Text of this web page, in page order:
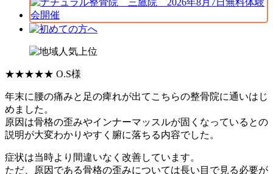
★★★★★ O.S様
年末に腰の痛みと足の痺れが出てこちらの整骨院に通いはじ
めました。
原因は骨格の歪みやインナーマッスルが固くなっているとの
説明が大変わかりやすく腑に落ちる内容でした。
症状は当時より間違いなく改善しています。
ただ、原因である骨格の歪みについては長い目で見る必要が